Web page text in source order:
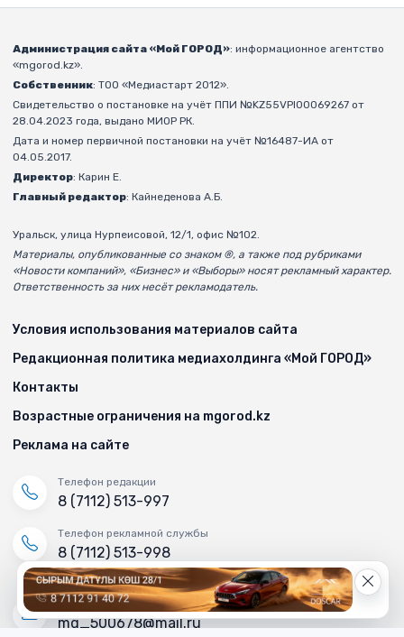
Администрация сайта «Мой ГОРОД»: информационное агентство
«mgorod.kz».
Собственник: ТОО «Медиастарт 2012».
Свидетельство о постановке на учёт ППИ №KZ55VPI00069267 от
28.04.2023 года, выдано МИОР РК.
Дата и номер первичной постановки на учёт №16487-ИА от
04.05.2017.
Директор: Карин Е.
Главный редактор: Кайнеденова А.Б.
Уральск, улица Нурпеисовой, 12/1, офис №102.
Материалы, опубликованные со знаком ®, а также под рубриками
«Новости компаний», «Бизнес» и «Выборы» носят рекламный характер.
Ответственность за них несёт рекламодатель.
Условия использования материалов сайта
Редакционная политика медиахолдинга «Мой ГОРОД»
Контакты
Возрастные ограничения на mgorod.kz
Реклама на сайте
Телефон редакции
8 (7112) 513-997
Телефон рекламной службы
8 (7112) 513-998
+7 (777) 478-00-04
Электронный адрес «МГ»
mg_500678@mail.ru